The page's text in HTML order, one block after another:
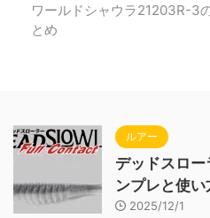
ワールドシャウラ21203R-3
とめ
ルアー
デッドスロ
ンプレと使い
2025/12/1